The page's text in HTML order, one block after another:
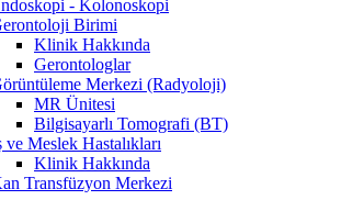
- Kolonoskopi
Birimi
Klinik Hakkında
Gerontologlar
Merkezi (Radyoloji)
MR Ünitesi
Bilgisayarlı Tomografi (BT)
ve Meslek Hastalıkları
Klinik Hakkında
Transfüzyon Merkezi